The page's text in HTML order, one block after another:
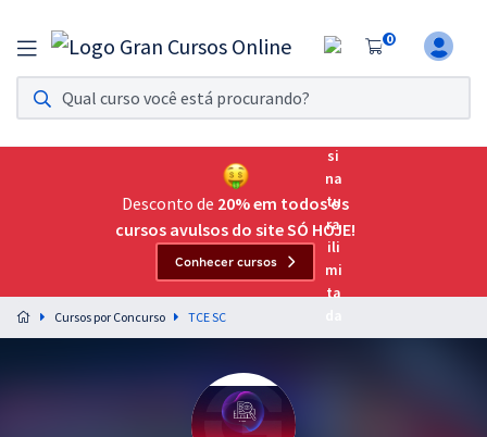
0
Assinatura Ilimitada 11
Acesso a todos os cursos. Teste grátis por 7 dias!
Assinatura OAB Até Passar
Acesso ilimitado a toda preparação para o Exame da
Preparação completa e intensiva para as principais
residências em saúde do Brasil
Desconto de 20% em todos os
cursos avulsos do site SÓ HOJE!
Conhecer cursos
Cursos por Concurso TCE SC